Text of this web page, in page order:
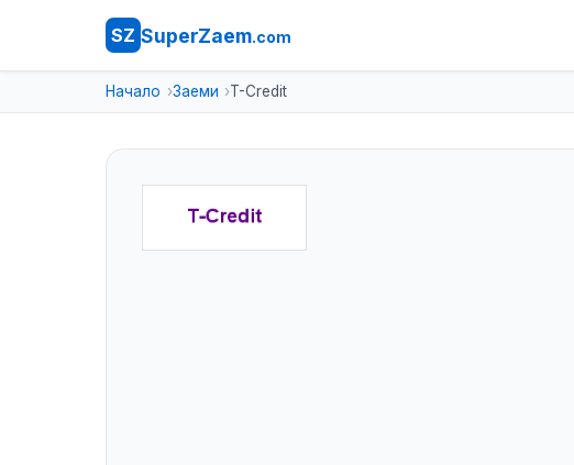
SZ SuperZaem.com
Начало Заеми T-Credit